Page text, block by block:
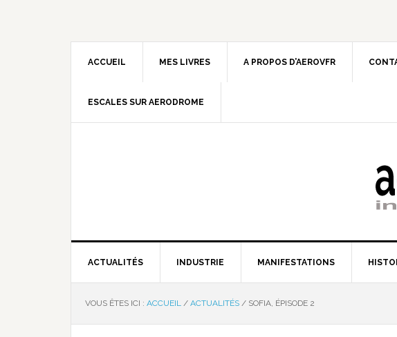
ACCUEIL MES LIVRES A PROPOS D’AEROVFR
ESCALES SUR AERODROME
ACTUALITÉS INDUSTRIE MANIFESTATIONS
VOUS ÊTES ICI : ACCUEIL / ACTUALITÉS / SOFIA, ÉPISODE 2